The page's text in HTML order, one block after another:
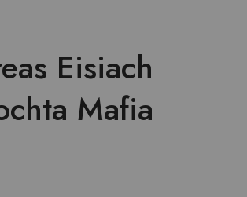
Eisiach
Mafia